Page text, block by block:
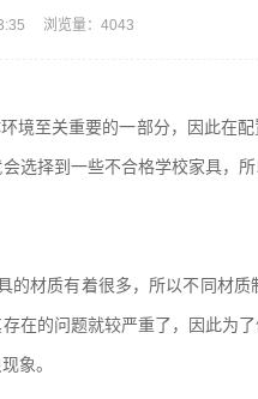
浏览量：4043
境至关重要的一部分，因此在配
选择到一些不合格学校家具，
的材质有着很多，所以不同材
在的问题就较严重了，因此为
象。